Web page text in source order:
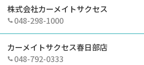
株式会社カーメイトサクセス
048-298-1000
カーメイトサクセス春日部店
048-792-0333